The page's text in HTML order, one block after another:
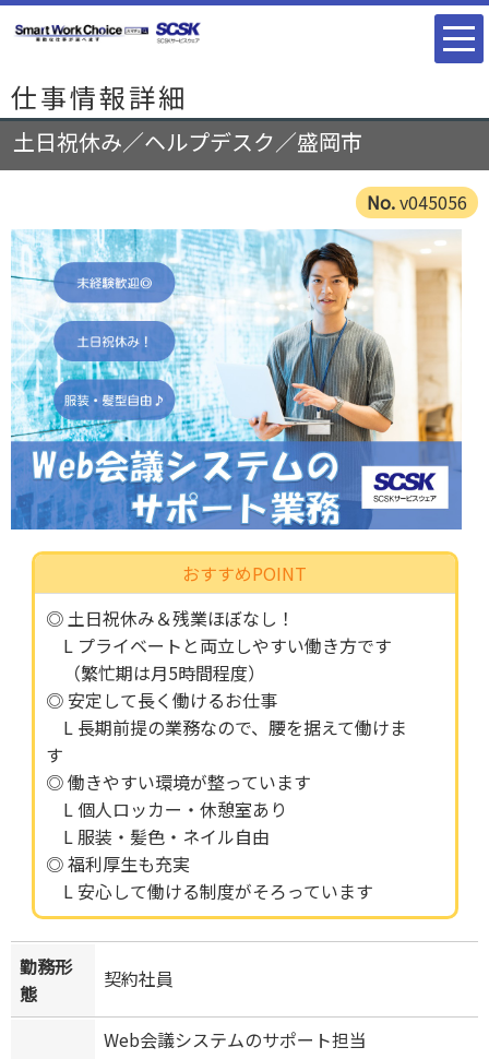
仕事情報詳細
土日祝休み／ヘルプデスク／盛岡市
v045056
おすすめPOINT
◎ 土日祝休み＆残業ほぼなし！
L プライベートと両立しやすい働き方です
（繁忙期は月5時間程度）
◎ 安定して長く働けるお仕事
L 長期前提の業務なので、腰を据えて働けま
す
◎ 働きやすい環境が整っています
L 個人ロッカー・休憩室あり
L 服装・髪色・ネイル自由
◎ 福利厚生も充実
L 安心して働ける制度がそろっています
勤務形
態
契約社員
Web会議システムのサポート担当